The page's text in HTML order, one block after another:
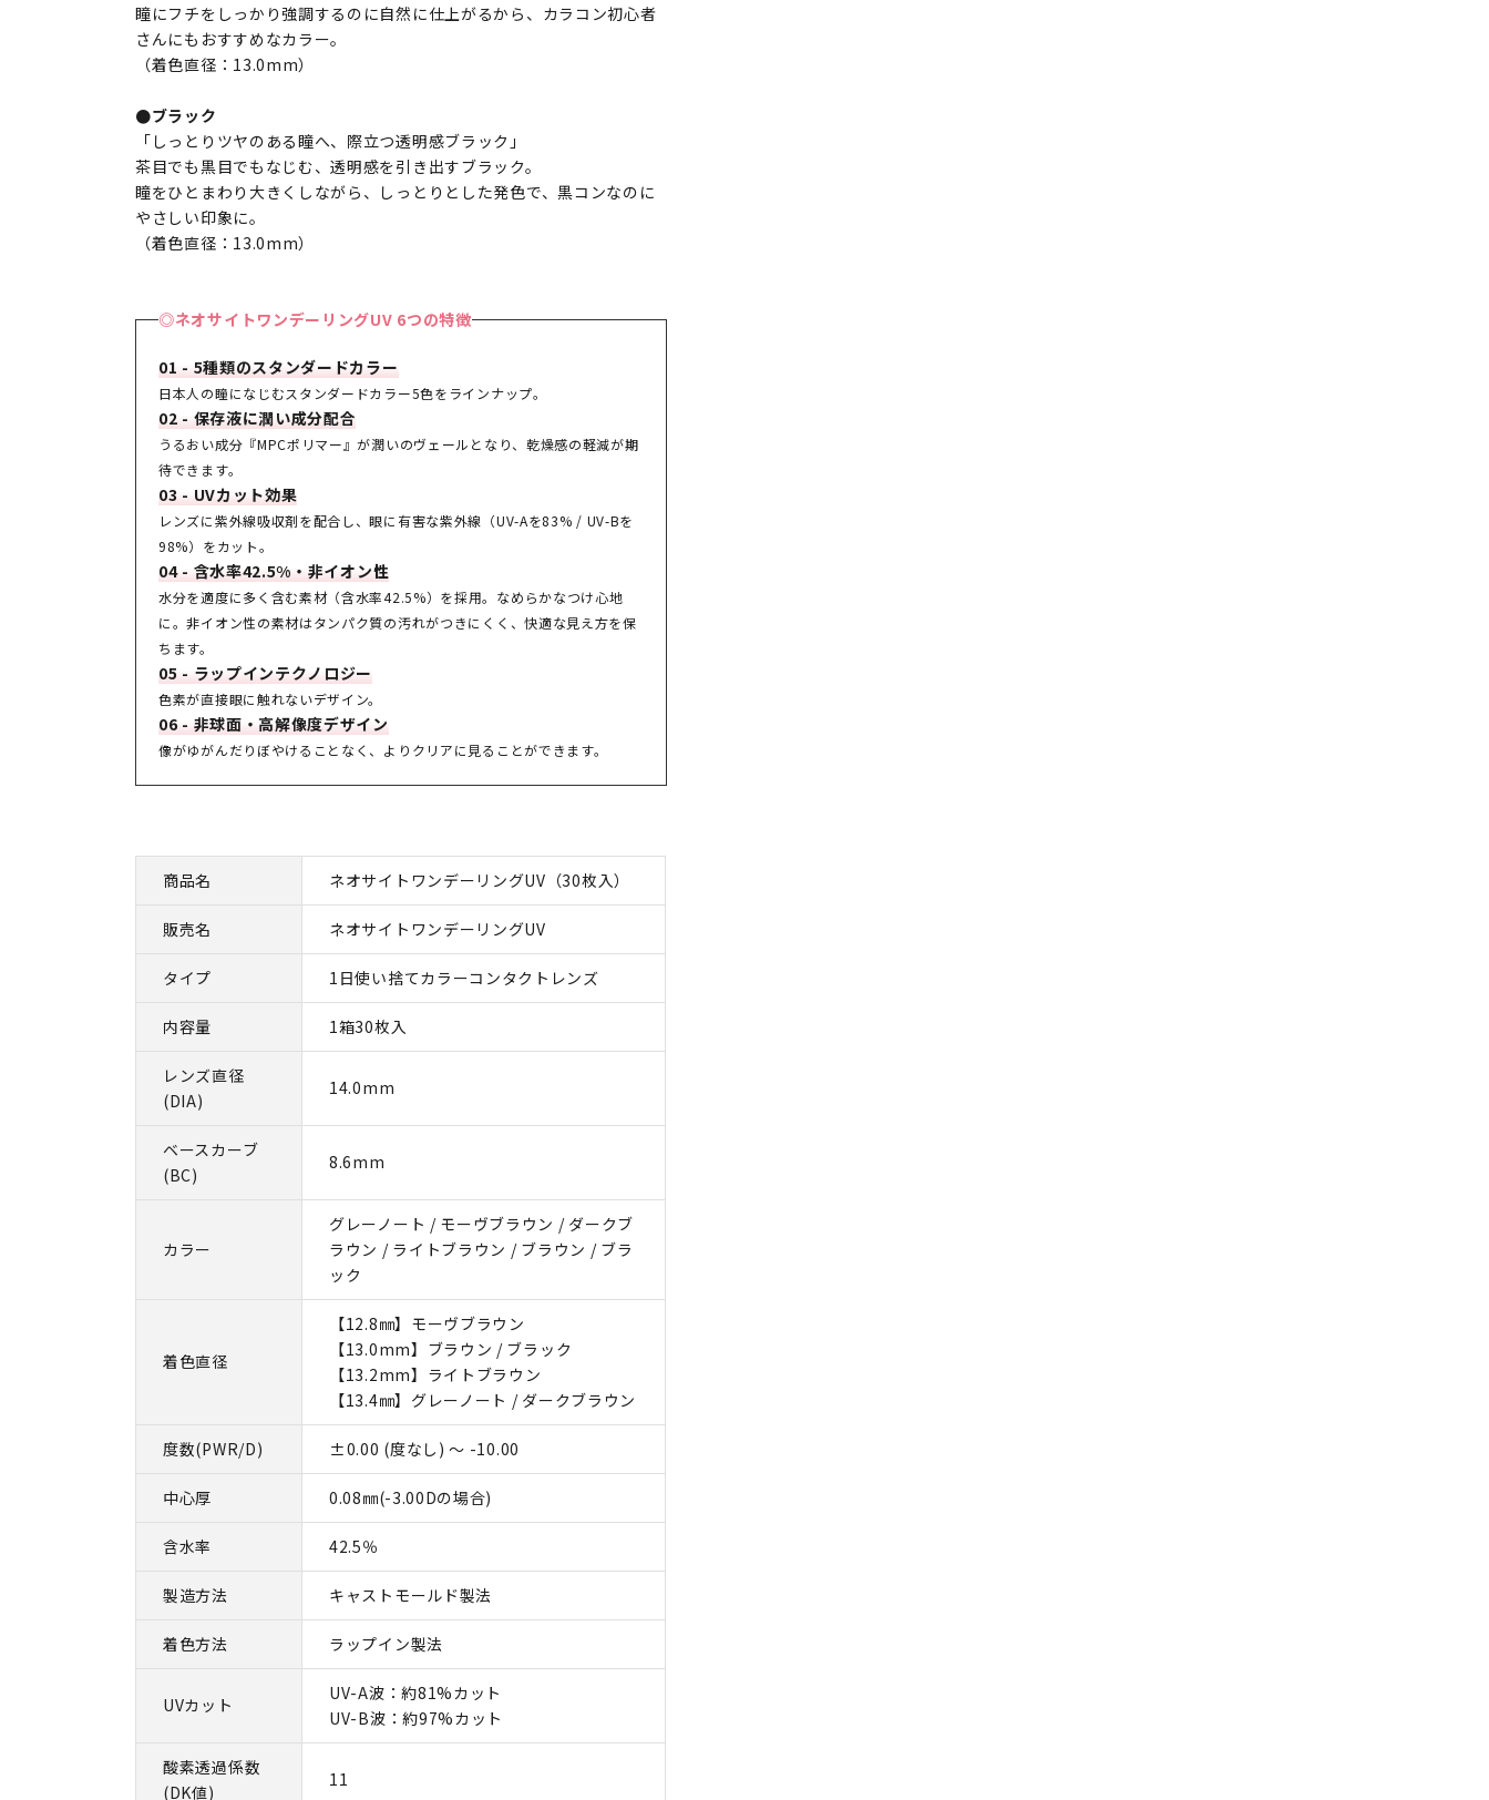
瞳にフチをしっかり強調するのに自然に仕上がるから、カラコン初心者
さんにもおすすめなカラー。
（着色直径：13.0mm）
●ブラック
「しっとりツヤのある瞳へ、際立つ透明感ブラック」
茶目でも黒目でもなじむ、透明感を引き出すブラック。
瞳をひとまわり大きくしながら、しっとりとした発色で、黒コンなのに
やさしい印象に。
（着色直径：13.0mm）
◎ネオサイトワンデーリングUV 6つの特徴
01 - 5種類のスタンダードカラー
日本人の瞳になじむスタンダードカラー5色をラインナップ。
02 - 保存液に潤い成分配合
うるおい成分『MPCポリマー』が潤いのヴェールとなり、乾燥感の軽減が期
待できます。
03 - UVカット効果
レンズに紫外線吸収剤を配合し、眼に有害な紫外線（UV-Aを83% / UV-Bを
98%）をカット。
04 - 含水率42.5%・非イオン性
水分を適度に多く含む素材（含水率42.5%）を採用。なめらかなつけ心地
に。非イオン性の素材はタンパク質の汚れがつきにくく、快適な見え方を保
ちます。
05 - ラップインテクノロジー
色素が直接眼に触れないデザイン。
06 - 非球面・高解像度デザイン
像がゆがんだりぼやけることなく、よりクリアに見ることができます。
商品名 ネオサイトワンデーリングUV（30枚入）
販売名 ネオサイトワンデーリングUV
タイプ 1日使い捨てカラーコンタクトレンズ
内容量 1箱30枚入
レンズ直径
(DIA)
14.0mm
ベースカーブ
(BC)
8.6mm
カラー
グレーノート / モーヴブラウン / ダークブ
ラウン / ライトブラウン / ブラウン / ブラ
ック
着色直径
【12.8㎜】モーヴブラウン
【13.0mm】ブラウン / ブラック
【13.2mm】ライトブラウン
【13.4㎜】グレーノート / ダークブラウン
度数(PWR/D) ±0.00 (度なし) ～ -10.00
中心厚 0.08㎜(-3.00Dの場合)
含水率 42.5％
製造方法 キャストモールド製法
着色方法 ラップイン製法
UVカット
UV-A波：約81%カット
UV-B波：約97%カット
酸素透過係数
(DK値)
11